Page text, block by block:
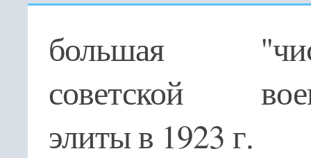
большая
советской
элиты в 1923 г.